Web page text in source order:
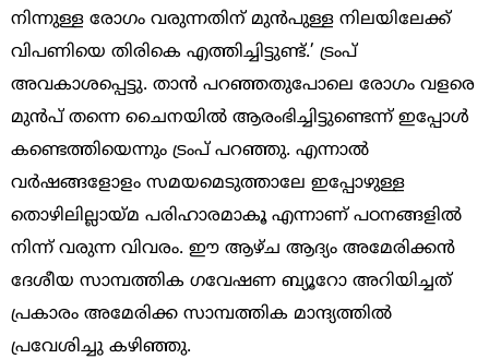
നിന്നുള്ള രോഗം വരുന്നതിന് മുന്‍പുള്ള നിലയിലേക്ക്
വിപണിയെ തിരികെ എത്തിച്ചിട്ടുണ്ട്.’ ട്രംപ്
അവകാശപ്പെട്ടു. താന്‍ പറഞ്ഞതുപോലെ രോഗം വളരെ
മുന്‍പ് തന്നെ ചൈനയില്‍ ആരംഭിച്ചിട്ടുണ്ടെന്ന് ഇപ്പോള്‍
കണ്ടെത്തിയെന്നും ട്രംപ് പറഞ്ഞു. എന്നാല്‍
വര്‍ഷങ്ങളോളം സമയമെടുത്താലേ ഇപ്പോഴുള്ള
തൊഴിലില്ലായ്മ പരിഹാരമാകൂ എന്നാണ് പഠനങ്ങളില്‍
നിന്ന് വരുന്ന വിവരം. ഈ ആഴ്ച ആദ്യം അമേരിക്കന്‍
ദേശീയ സാമ്പത്തിക ഗവേഷണ ബ്യൂറോ അറിയിച്ചത്
പ്രകാരം അമേരിക്ക സാമ്പത്തിക മാന്ദ്യത്തില്‍
പ്രവേശിച്ചു കഴിഞ്ഞു.